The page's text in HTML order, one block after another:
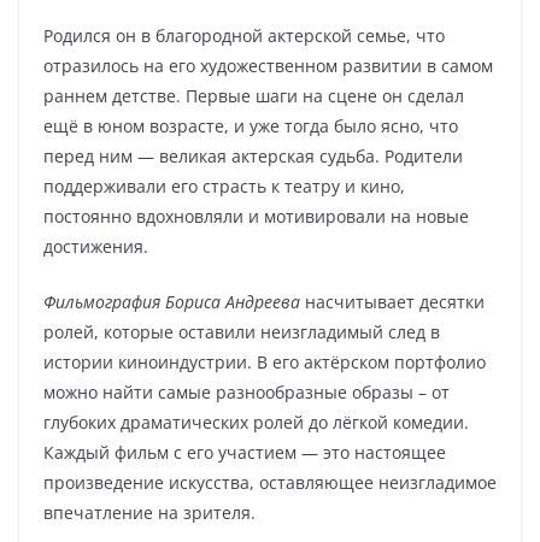
Родился он в благородной актерской семье, что
отразилось на его художественном развитии в самом
раннем детстве. Первые шаги на сцене он сделал
ещё в юном возрасте, и уже тогда было ясно, что
перед ним — великая актерская судьба. Родители
поддерживали его страсть к театру и кино,
постоянно вдохновляли и мотивировали на новые
достижения.
Фильмография Бориса Андреева насчитывает десятки
ролей, которые оставили неизгладимый след в
истории киноиндустрии. В его актёрском портфолио
можно найти самые разнообразные образы – от
глубоких драматических ролей до лёгкой комедии.
Каждый фильм с его участием — это настоящее
произведение искусства, оставляющее неизгладимое
впечатление на зрителя.